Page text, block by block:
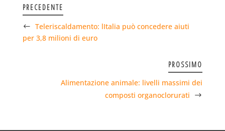
PRECEDENTE
Teleriscaldamento: lItalia può concedere aiuti
per 3,8 milioni di euro
PROSSIMO
Alimentazione animale: livelli massimi dei
composti organoclorurati